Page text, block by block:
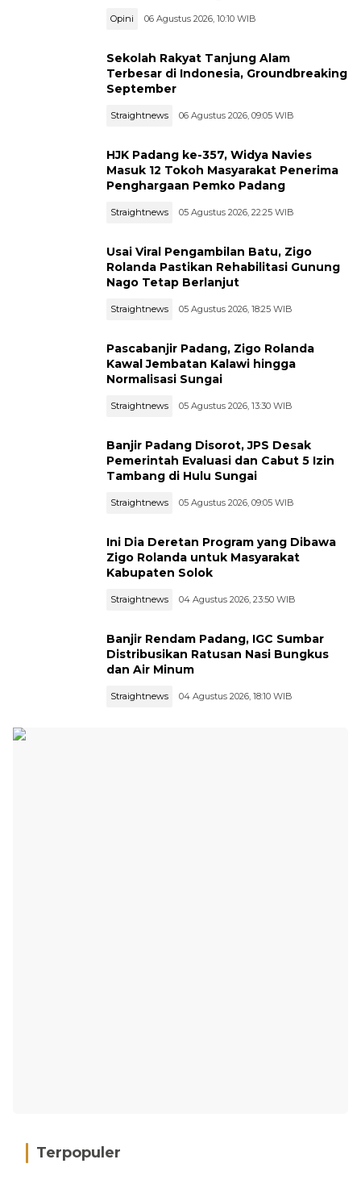
Opini 06 Agustus 2026, 10:10 WIB
Sekolah Rakyat Tanjung Alam
Terbesar di Indonesia, Groundbreaking
September
Straightnews 06 Agustus 2026, 09:05 WIB
HJK Padang ke-357, Widya Navies
Masuk 12 Tokoh Masyarakat Penerima
Penghargaan Pemko Padang
Straightnews 05 Agustus 2026, 22:25 WIB
Usai Viral Pengambilan Batu, Zigo
Rolanda Pastikan Rehabilitasi Gunung
Nago Tetap Berlanjut
Straightnews 05 Agustus 2026, 18:25 WIB
Pascabanjir Padang, Zigo Rolanda
Kawal Jembatan Kalawi hingga
Normalisasi Sungai
Straightnews 05 Agustus 2026, 13:30 WIB
Banjir Padang Disorot, JPS Desak
Pemerintah Evaluasi dan Cabut 5 Izin
Tambang di Hulu Sungai
Straightnews 05 Agustus 2026, 09:05 WIB
Ini Dia Deretan Program yang Dibawa
Zigo Rolanda untuk Masyarakat
Kabupaten Solok
Straightnews 04 Agustus 2026, 23:50 WIB
Banjir Rendam Padang, IGC Sumbar
Distribusikan Ratusan Nasi Bungkus
dan Air Minum
Straightnews 04 Agustus 2026, 18:10 WIB
Terpopuler